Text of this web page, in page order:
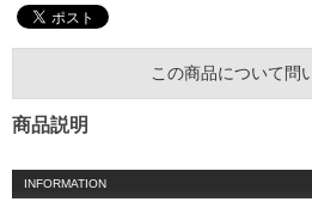
この商品について問
商品説明
INFORMATION